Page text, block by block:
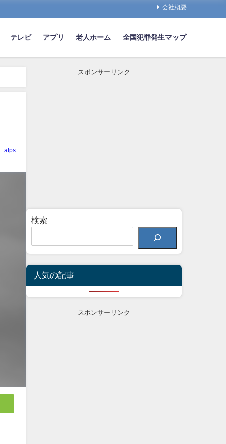
会社概要
テレビ アプリ 老人ホーム 全国犯罪発生マップ
alps
スポンサーリンク
検索
人気の記事
スポンサーリンク